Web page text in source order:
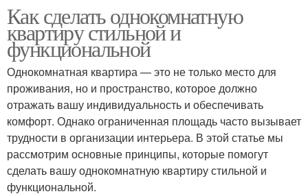
Как сделать однокомнатную
квартиру стильной и
функциональной
Однокомнатная квартира — это не только место для
проживания, но и пространство, которое должно
отражать вашу индивидуальность и обеспечивать
комфорт. Однако ограниченная площадь часто вызывает
трудности в организации интерьера. В этой статье мы
рассмотрим основные принципы, которые помогут
сделать вашу однокомнатную квартиру стильной и
функциональной.